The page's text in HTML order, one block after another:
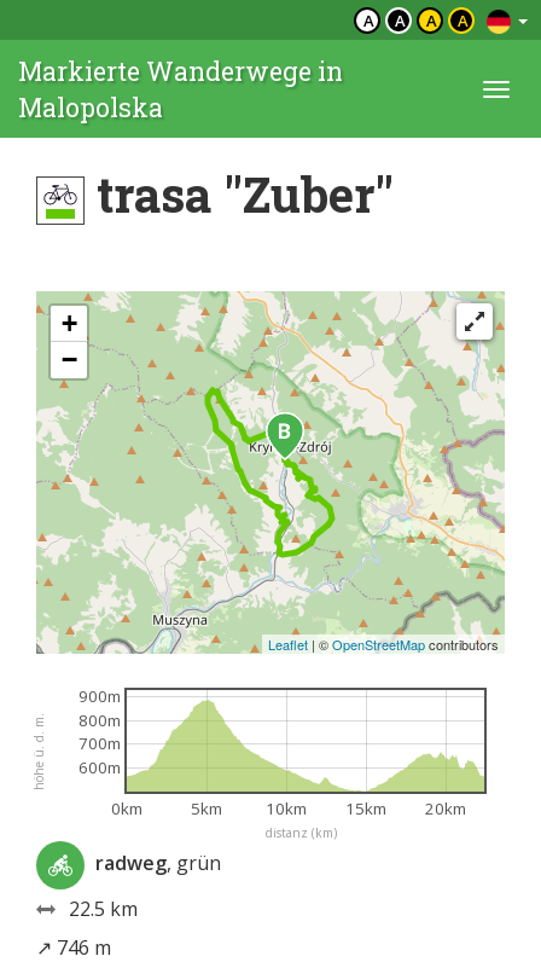
A A A A
Markierte Wanderwege in
Malopolska
trasa "Zuber"
+
−
Leaflet | ©OpenStreetMapcontributors
distanz (km)
höhe ü. d. m.
0km 5km 10km 15km 20km
600m
700m
800m
900m
radweg, grün
22.5 km
↗ 746 m